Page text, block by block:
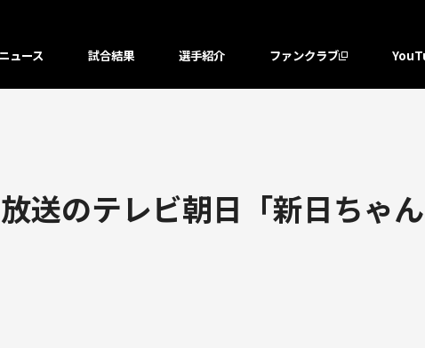
ニュース 試合結果 選手紹介 ファンクラブ
送のテレビ朝日「新日ちゃ